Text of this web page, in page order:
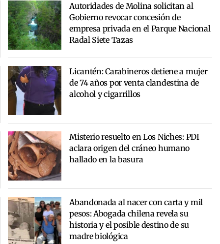
Autoridades de Molina solicitan al
Gobierno revocar concesión de
empresa privada en el Parque Nacional
Radal Siete Tazas
Licantén: Carabineros detiene a mujer
de 74 años por venta clandestina de
alcohol y cigarrillos
Misterio resuelto en Los Niches: PDI
aclara origen del cráneo humano
hallado en la basura
Abandonada al nacer con carta y mil
pesos: Abogada chilena revela su
historia y el posible destino de su
madre biológica